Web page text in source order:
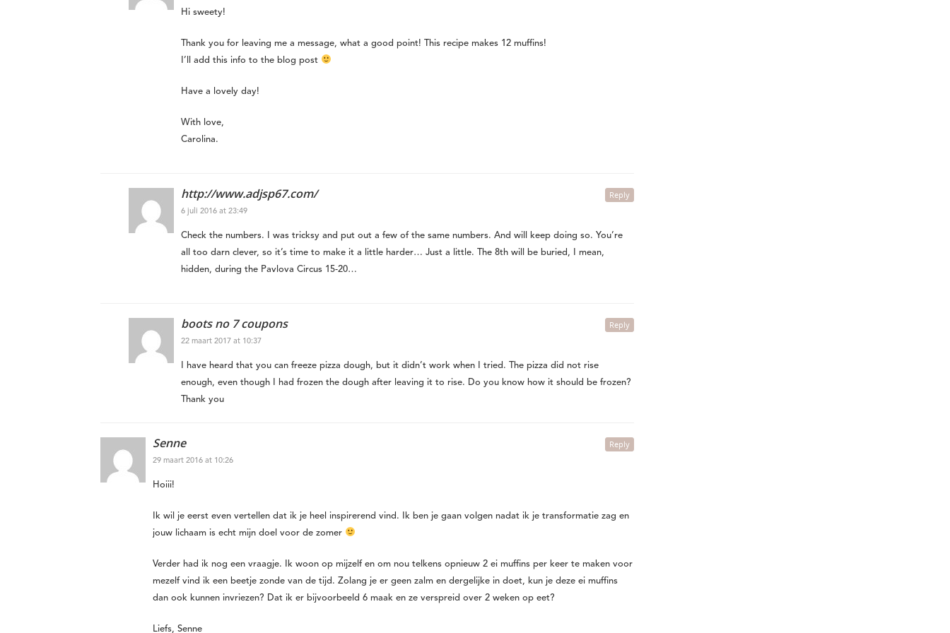
Hi sweety!
Thank you for leaving me a message, what a good point! This recipe makes 12 muffins!
I’ll add this info to the blog post
Have a lovely day!
With love,
Carolina.
http://www.adjsp67.com/ Reply
6 juli 2016 at 23:49
Check the numbers. I was tricksy and put out a few of the same numbers. And will keep doing so. You’re
all too darn clever, so it’s time to make it a little harder… Just a little. The 8th will be buried, I mean,
hidden, during the Pavlova Circus 15-20…
boots no 7 coupons Reply
22 maart 2017 at 10:37
I have heard that you can freeze pizza dough, but it didn’t work when I tried. The pizza did not rise
enough, even though I had frozen the dough after leaving it to rise. Do you know how it should be frozen?
Thank you
Senne Reply
29 maart 2016 at 10:26
Hoiii!
Ik wil je eerst even vertellen dat ik je heel inspirerend vind. Ik ben je gaan volgen nadat ik je transformatie zag en
jouw lichaam is echt mijn doel voor de zomer
Verder had ik nog een vraagje. Ik woon op mijzelf en om nou telkens opnieuw 2 ei muffins per keer te maken voor
mezelf vind ik een beetje zonde van de tijd. Zolang je er geen zalm en dergelijke in doet, kun je deze ei muffins
dan ook kunnen invriezen? Dat ik er bijvoorbeeld 6 maak en ze verspreid over 2 weken op eet?
Liefs, Senne